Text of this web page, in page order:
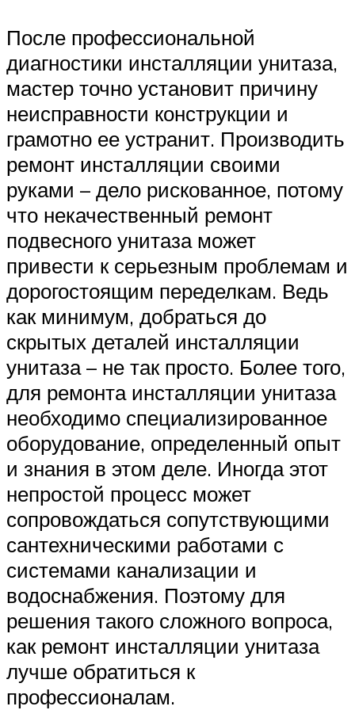
После профессиональной
диагностики инсталляции унитаза,
мастер точно установит причину
неисправности конструкции и
грамотно ее устранит. Производить
ремонт инсталляции своими
руками – дело рискованное, потому
что некачественный ремонт
подвесного унитаза может
привести к серьезным проблемам и
дорогостоящим переделкам. Ведь
как минимум, добраться до
скрытых деталей инсталляции
унитаза – не так просто. Более того,
для ремонта инсталляции унитаза
необходимо специализированное
оборудование, определенный опыт
и знания в этом деле. Иногда этот
непростой процесс может
сопровождаться сопутствующими
сантехническими работами с
системами канализации и
водоснабжения. Поэтому для
решения такого сложного вопроса,
как ремонт инсталляции унитаза
лучше обратиться к
профессионалам.